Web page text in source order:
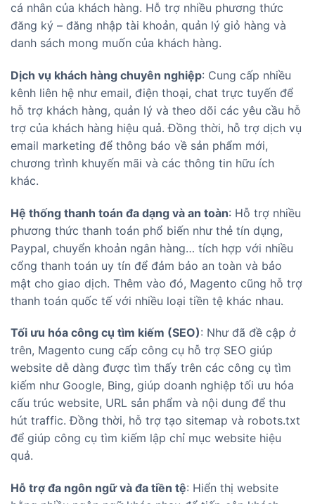
cá nhân của khách hàng. Hỗ trợ nhiều phương thức
đăng ký – đăng nhập tài khoản, quản lý giỏ hàng và
danh sách mong muốn của khách hàng.
Dịch vụ khách hàng chuyên nghiệp: Cung cấp nhiều
kênh liên hệ như email, điện thoại, chat trực tuyến để
hỗ trợ khách hàng, quản lý và theo dõi các yêu cầu hỗ
trợ của khách hàng hiệu quả. Đồng thời, hỗ trợ dịch vụ
email marketing để thông báo về sản phẩm mới,
chương trình khuyến mãi và các thông tin hữu ích
khác.
Hệ thống thanh toán đa dạng và an toàn: Hỗ trợ nhiều
phương thức thanh toán phổ biến như thẻ tín dụng,
Paypal, chuyển khoản ngân hàng… tích hợp với nhiều
cổng thanh toán uy tín để đảm bảo an toàn và bảo
mật cho giao dịch. Thêm vào đó, Magento cũng hỗ trợ
thanh toán quốc tế với nhiều loại tiền tệ khác nhau.
Tối ưu hóa công cụ tìm kiếm (SEO): Như đã đề cập ở
trên, Magento cung cấp công cụ hỗ trợ SEO giúp
website dễ dàng được tìm thấy trên các công cụ tìm
kiếm như Google, Bing, giúp doanh nghiệp tối ưu hóa
cấu trúc website, URL sản phẩm và nội dung để thu
hút traffic. Đồng thời, hỗ trợ tạo sitemap và robots.txt
để giúp công cụ tìm kiếm lập chỉ mục website hiệu
quả.
Hỗ trợ đa ngôn ngữ và đa tiền tệ: Hiển thị website